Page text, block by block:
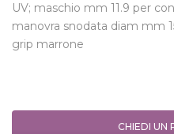
UV; maschio mm 11.9 per
manovra snodata diam mm
grip marrone
CHIEDI UN